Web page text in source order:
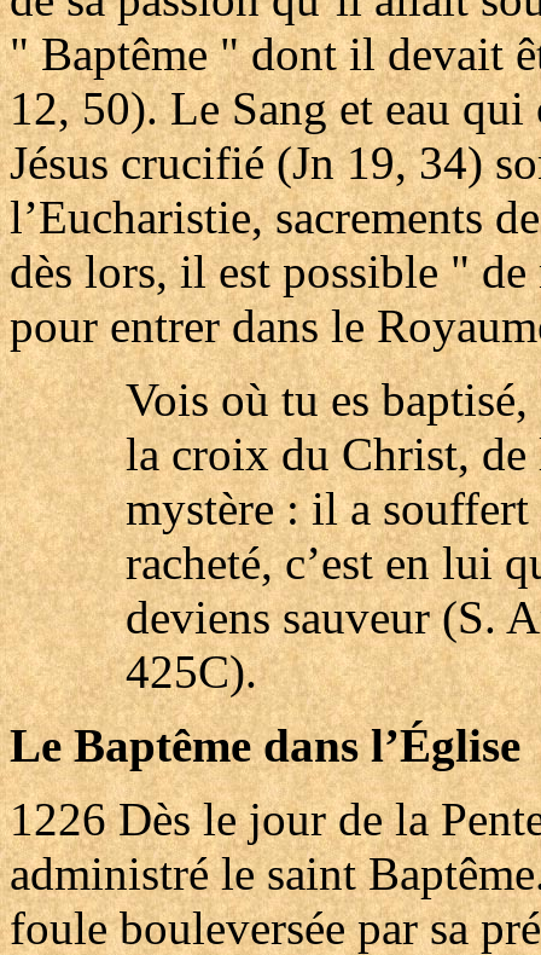
" Baptême " dont il devait
12, 50). Le Sang et eau
Jésus crucifié (Jn 19, 34)
l’Eucharistie, sacrements
dès lors, il est possible "
pour entrer dans le
Vois où tu es
la croix du Christ,
mystère : il a
racheté, c’est en lui
deviens sauveur (S.
425C).
Le Baptême dans l’Église
1226 Dès le jour de la
administré le saint
foule bouleversée par sa